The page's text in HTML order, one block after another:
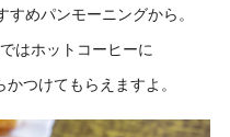
めパンモーニングから。
はホットコーヒーに
つけてもらえますよ。